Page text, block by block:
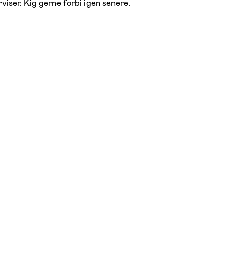
Kig gerne forbi igen senere.